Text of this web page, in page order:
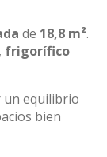
de 18,8 m².
, frigorífico
un equilibrio
bien